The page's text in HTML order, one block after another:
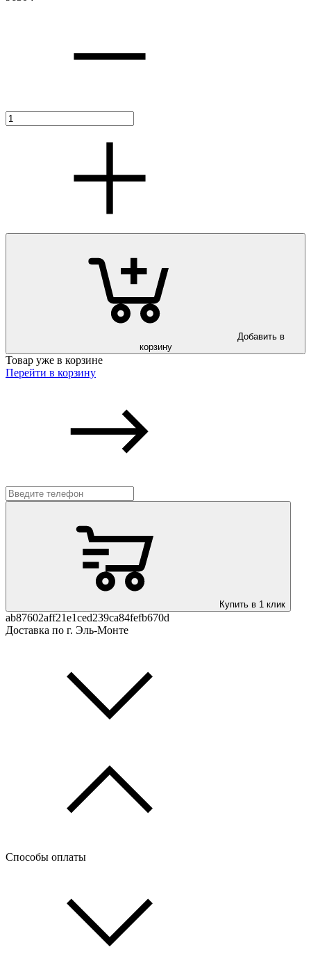
корзину
Товар уже в корзине
Перейти в корзину
Купить в 1 клик
ab87602aff21e1ced239ca84fefb670d
Доставка по г. Эль-Монте
Способы оплаты